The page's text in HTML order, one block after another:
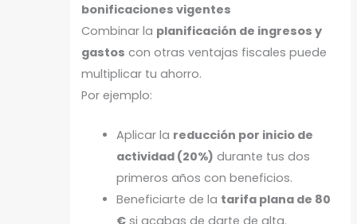
bonificaciones vigentes
Combinar la planificación de ingresos y
gastos con otras ventajas fiscales puede
multiplicar tu ahorro.
Por ejemplo:
Aplicar la reducción por inicio de
actividad (20%) durante tus dos
primeros años con beneficios.
Beneficiarte de la tarifa plana de 80